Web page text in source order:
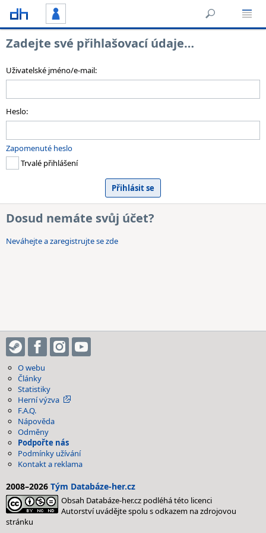
Zadejte své přihlašovací údaje…
Uživatelské jméno/e-mail:
Heslo:
Zapomenuté heslo
Trvalé přihlášení
Dosud nemáte svůj účet?
Neváhejte a zaregistrujte se zde
O webu
Články
Statistiky
Herní výzva
F.A.Q.
Nápověda
Odměny
Podpořte nás
Podmínky užívání
Kontakt a reklama
2008–2026 Tým Databáze-her.cz
Obsah Databáze-her.cz podléhá této licenci
Autorství uvádějte spolu s odkazem na zdrojovou
stránku